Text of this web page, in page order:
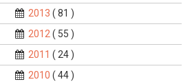
2013 ( 81 )
2012 ( 55 )
2011 ( 24 )
2010 ( 44 )